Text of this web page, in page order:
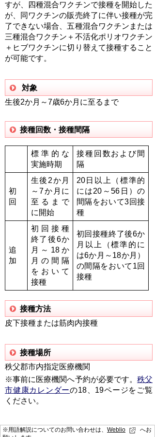
すが、四種混合ワクチンで接種を開始した
が、同ワクチンの販売終了に伴い接種が完
了できない場合、五種混合ワクチンまたは
三種混合ワクチン＋不活化ポリオワクチン
＋ヒブワクチンに切り替えて接種すること
が可能です。
対象
生後2か月～7歳6か月に至るまで
接種回数・接種間隔
標準的な
実施時期
接種回数および間
隔
初
回
生後2か月
～7か月に
至るまで
に開始
20日以上（標準的
には20～56日）の
間隔をおいて3回接
種
追
加
初回接種
終了後6か
月～18か
月の間隔
をおいて
接種
初回接種終了後6か
月以上（標準的に
は6か月～18か月）
の間隔をおいて1回
接種
接種方法
皮下接種または筋肉内接種
接種場所
秩父郡市内指定医療機関
※事前に医療機関へ予約が必要です。 秩父
市健康カレンダーの18、19ページをご覧
ください。
※用語解説についてのお問い合わせは、 Weblio
へお